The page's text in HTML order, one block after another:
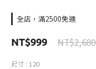
全店，滿2500免運
NT$999 NT$2,680
尺寸 : 120